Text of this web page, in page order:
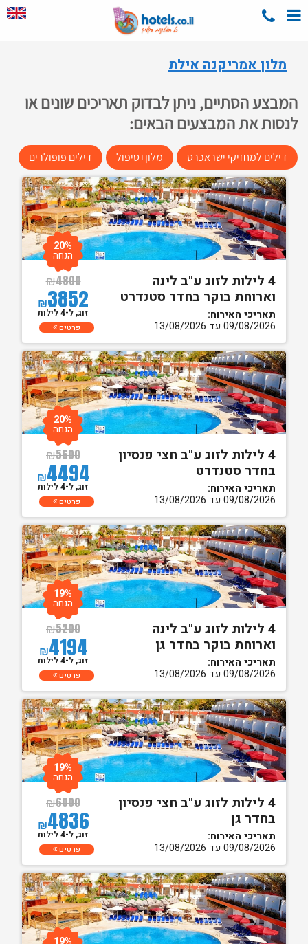
מלון אמריקנה אילת
המבצע הסתיים, ניתן לבדוק תאריכים שונים או
לנסות את המבצעים הבאים:
דילים למחזיקי ישראכרט מלון+טיפול דילים פופולרים
4 לילות לזוג ע"ב לינה
וארוחת בוקר בחדר סטנדרט
תאריכי האירוח:
09/08/2026 עד 13/08/2026
₪4800
₪3852
20%
הנחה
זוג, ל-4 לילות
פרטים
4 לילות לזוג ע"ב חצי פנסיון
בחדר סטנדרט
תאריכי האירוח:
09/08/2026 עד 13/08/2026
₪5600
₪4494
20%
הנחה
זוג, ל-4 לילות
פרטים
4 לילות לזוג ע"ב לינה
וארוחת בוקר בחדר גן
תאריכי האירוח:
09/08/2026 עד 13/08/2026
₪5200
₪4194
19%
הנחה
זוג, ל-4 לילות
פרטים
4 לילות לזוג ע"ב חצי פנסיון
בחדר גן
תאריכי האירוח:
09/08/2026 עד 13/08/2026
₪6000
₪4836
19%
הנחה
זוג, ל-4 לילות
פרטים